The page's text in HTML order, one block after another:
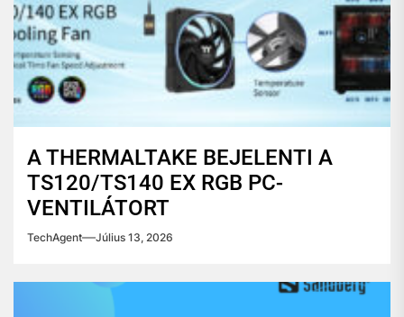
A THERMALTAKE BEJELENTI A
TS120/TS140 EX RGB PC-
VENTILÁTORT
TechAgent Július 13, 2026